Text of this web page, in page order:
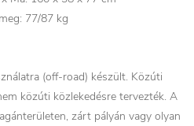
77/87 kg
(off-road) készült. Közúti
közúti közlekedésre tervezték. A
zárt pályán vagy olyan